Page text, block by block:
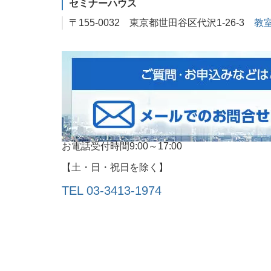
セミナーハウス
〒155-0032 東京都世田谷区代沢1-26-3 教
お電話受付時間9:00～17:00
【土・日・祝日を除く】
TEL 03-3413‐1974